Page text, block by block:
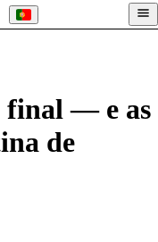
final — e as
de